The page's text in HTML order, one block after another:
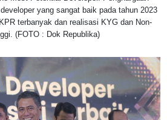
yang sangat baik pada tahun 2023
terbanyak dan realisasi KYG dan Non-
(FOTO : Dok Republika)